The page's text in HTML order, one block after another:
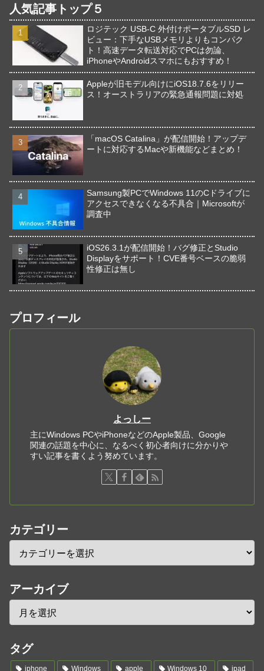
人気記事トップ５
ロジテック USB-C 外付けポータブルSSD レ
ビュー：下手なUSBメモリよりもコンパク
ト！高速データ転送対応でPCは勿論、
iPhoneやAndroidスマホにもおすすめ！
Appleが旧モデル向けにiOS18.7.6をリリー
ス！オーストラリアの緊急通報問題に対処
「macOS Catalina」が配信開始！アップデ
ートに対応するMacや新機能などまとめ！
Samsung製PCでWindows 11のCドライブに
アクセスできなくなる不具合｜Microsoftが
調査中
iOS26.3.1が配信開始！バグ修正とStudio
Displayをサポート！CVE番号ベースの脆弱
性修正は無し
プロフィール
よっしー
主にWindows PCやiPhoneなどのApple製品、Google
関連の話題を中心に、なるべく初心者向けに分かりや
すい記事を書くよう努めています。
カテゴリー
アーカイブ
タグ
iphone Windows apple Windows 10 ipad